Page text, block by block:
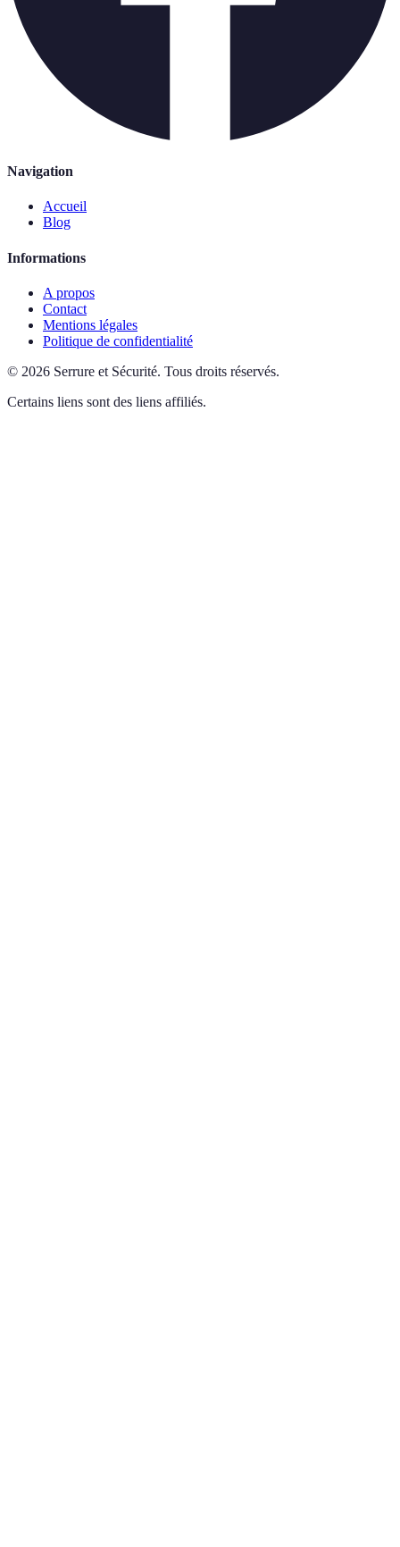
Navigation
Accueil
Blog
Informations
A propos
Contact
Mentions légales
Politique de confidentialité
© 2026 Serrure et Sécurité. Tous droits réservés.
Certains liens sont des liens affiliés.